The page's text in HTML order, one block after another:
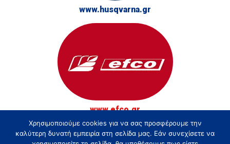
www.husqvarna.gr
www.efco.gr
© Τσακίρης - Αγρός, Κήπος και Δάσος 2026
Χρησιμοποιούμε cookies για να σας προσφέρουμε την
καλύτερη δυνατή εμπειρία στη σελίδα μας. Εάν συνεχίσετε να